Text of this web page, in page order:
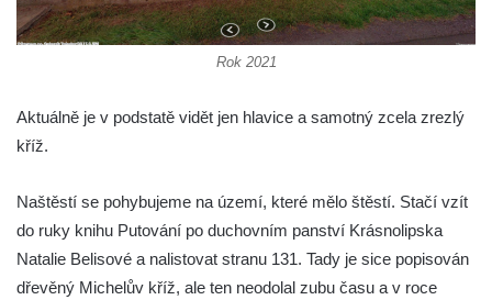
Hradčanech a Palackého v Roudnici nad
Labem
Kříž na návsi v Dobrčicích
Kříž u domu čp. 3 v Chrámcích
Kříž u polní cesty severozápadně od Kozel
Rok 2021
Aktuálně je v podstatě vidět jen hlavice a samotný zcela zrezlý
kříž.
Naštěstí se pohybujeme na území, které mělo štěstí. Stačí vzít
do ruky knihu Putování po duchovním panství Krásnolipska
Natalie Belisové a nalistovat stranu 131. Tady je sice popisován
dřevěný Michelův kříž, ale ten neodolal zubu času a v roce